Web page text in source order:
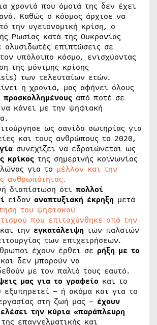
χρονιά που όμοιά της δεν έχει
Καθώς ο κόσμος άρχισε να
την υγειονομική κρίση, ο
Ρωσίας κατά της Ουκρανίας
αλυσιδωτές επιπτώσεις σε
υπόλοιπο κόσμο, ενισχύοντας
της μόνιμης κρίσης
των τελευταίων ετών.
η χρονιά, μας αφήνει όλους
από ποτέ σε
κάνει με την ψηφιακή
ως σανίδα σωτηρίας για
και τους ανθρώπους το 2020,
συνεχίζει να εδραιώνεται ως
κρίκος της σημερινής κοινωνίας
για το μέλλον και την
ανθρωπότητας.
διαπίστωση ότι πολλοί
είδαν αναπτυξιακή έκρηξη μετά
του ψηφιακού
που επιταχύνθηκε από την
και την εγκατάλειψη των παλαιών
των επιχειρήσεων.
έχουν έρθει σε ρήξη με το
και δεν μπορούν να
με τον παλιό τους εαυτό.
μας για το γραφείο και το
εξυπηρετεί – ή ακόμα και για το
στη ζωή μας – έχουν
την κύρια «παράπλευρη
της επαγγελματικής και